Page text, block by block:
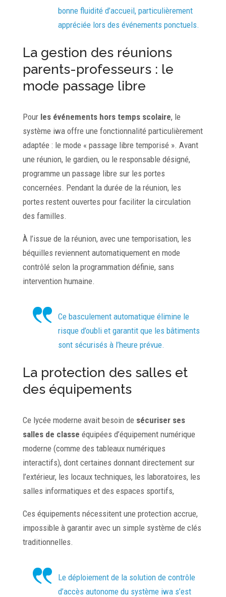
bonne fluidité d’accueil, particulièrement
appréciée lors des événements ponctuels.
La gestion des réunions
parents-professeurs : le
mode passage libre
Pour les événements hors temps scolaire, le
système iwa offre une fonctionnalité particulièrement
adaptée : le mode « passage libre temporisé ». Avant
une réunion, le gardien, ou le responsable désigné,
programme un passage libre sur les portes
concernées. Pendant la durée de la réunion, les
portes restent ouvertes pour faciliter la circulation
des familles.
À l’issue de la réunion, avec une temporisation, les
béquilles reviennent automatiquement en mode
contrôlé selon la programmation définie, sans
intervention humaine.
Ce basculement automatique élimine le
risque d’oubli et garantit que les bâtiments
sont sécurisés à l’heure prévue.
La protection des salles et
des équipements
Ce lycée moderne avait besoin de sécuriser ses
salles de classe équipées d’équipement numérique
moderne (comme des tableaux numériques
interactifs), dont certaines donnant directement sur
l’extérieur, les locaux techniques, les laboratoires, les
salles informatiques et des espaces sportifs,
Ces équipements nécessitent une protection accrue,
impossible à garantir avec un simple système de clés
traditionnelles.
Le déploiement de la solution de contrôle
d’accès autonome du système iwa s’est